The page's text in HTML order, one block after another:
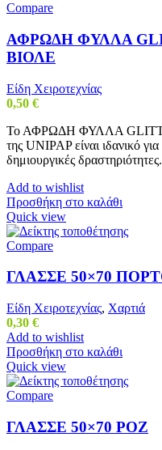
Compare
ΑΦΡΩΔΗ ΦΥΛΛΑ
ΒΙΟΛΕ
Είδη Χειροτεχνίας
0,50 €
Το ΑΦΡΩΔΗ ΦΥΛΛΑ
της UNIPAP είναι ιδανικό
δημιουργικές
Add to wishlist
Προσθήκη στο καλάθι
Quick view
Compare
ΓΛΑΣΣΕ 50×70
Είδη Χειροτεχνίας, Χαρτιά
0,30 €
Add to wishlist
Προσθήκη στο καλάθι
Quick view
Compare
ΓΛΑΣΣΕ 50×70 ΡΟΖ